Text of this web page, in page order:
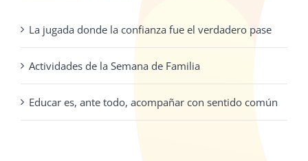
La jugada donde la confianza fue el verdadero pase
Actividades de la Semana de Familia
Educar es, ante todo, acompañar con sentido común